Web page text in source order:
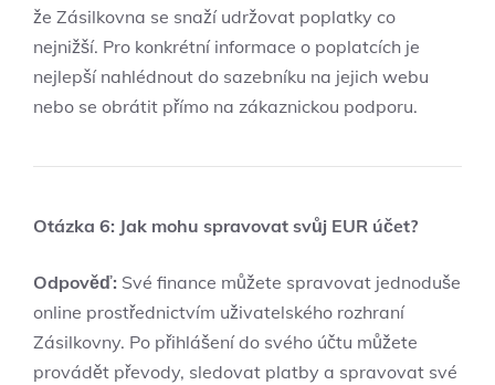
že Zásilkovna se snaží udržovat poplatky co
nejnižší. Pro konkrétní informace o poplatcích je
nejlepší nahlédnout do sazebníku na jejich webu
nebo se obrátit přímo na zákaznickou podporu.
Otázka 6: Jak mohu spravovat svůj EUR účet?
Odpověď: Své finance můžete spravovat jednoduše
online prostřednictvím uživatelského rozhraní
Zásilkovny. Po přihlášení do svého účtu můžete
provádět převody, sledovat platby a spravovat své